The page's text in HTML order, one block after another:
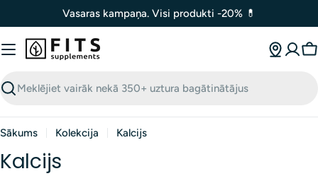
uz
saturu
Vasaras kampaņa. Visi produkti -20% 💊
Meklēt
Sākums Kolekcija Kalcijs
Kalcijs